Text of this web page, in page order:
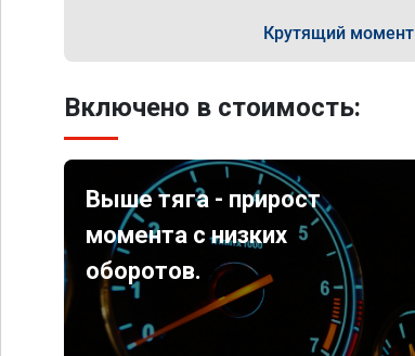
Крутящий момент
Включено в стоимость:
Выше тяга - прирост
момента с низких
оборотов.